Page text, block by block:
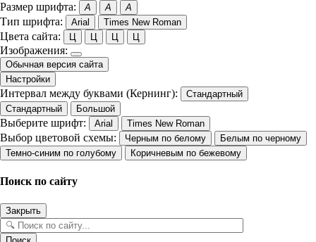
Размер шрифта: A A A
Тип шрифта: Arial Times New Roman
Цвета сайта: Ц Ц Ц Ц
Изображения:
Обычная версия сайта
Настройки
Интервал между буквами (Кернинг):
Стандартный
Стандартный
Большой
Выберите шрифт: Arial Times New Roman
Выбор цветовой схемы: Черным по белому
Белым по черному
Темно-синим по голубому
Коричневым по бежевому
Поиск по сайту
Закрыть